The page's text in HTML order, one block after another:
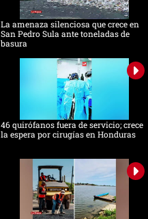
La amenaza silenciosa que crece en
San Pedro Sula ante toneladas de
basura
46 quirófanos fuera de servicio; crece
la espera por cirugías en Honduras